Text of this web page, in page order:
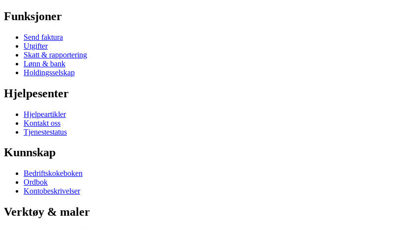
Funksjoner
Send faktura
Utgifter
Skatt & rapportering
Lønn & bank
Holdingsselskap
Hjelpesenter
Hjelpeartikler
Kontakt oss
Tjenestestatus
Kunnskap
Bedriftskokeboken
Ordbok
Kontobeskrivelser
Verktøy & maler